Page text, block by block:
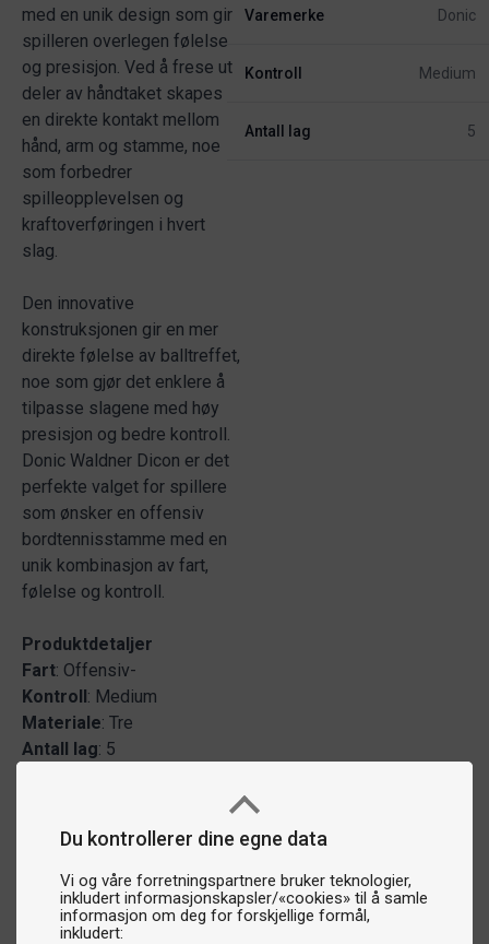
Du kontrollerer dine egne data
Vi og våre forretningspartnere bruker teknologier,
inkludert informasjonskapsler/«cookies» til å samle
informasjon om deg for forskjellige formål,
inkludert:
med en unik design som gir
spilleren overlegen følelse
og presisjon. Ved å frese ut
deler av håndtaket skapes
en direkte kontakt mellom
hånd, arm og stamme, noe
som forbedrer
spilleopplevelsen og
kraftoverføringen i hvert
slag.
Den innovative
konstruksjonen gir en mer
direkte følelse av balltreffet,
noe som gjør det enklere å
tilpasse slagene med høy
presisjon og bedre kontroll.
Donic Waldner Dicon er det
perfekte valget for spillere
som ønsker en offensiv
bordtennisstamme med en
unik kombinasjon av fart,
følelse og kontroll.
Produktdetaljer
Fart: Offensiv-
Kontroll: Medium
Materiale: Tre
Antall lag: 5
Varemerke Donic
Kontroll Medium
Antall lag 5